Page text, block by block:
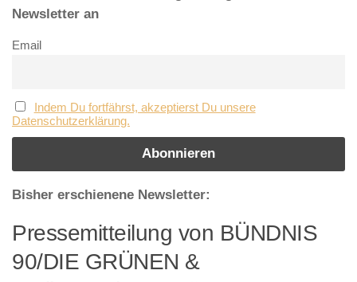
Newsletter an
Email
Indem Du fortfährst, akzeptierst Du unsere
Datenschutzerklärung.
Bisher erschienene Newsletter:
Pressemitteilung von BÜNDNIS
90/DIE GRÜNEN &